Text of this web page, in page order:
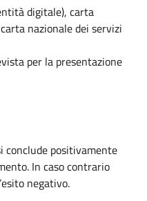
digitale), carta
nazionale dei servizi
per la presentazione
conclude positivamente
In caso contrario
negativo.